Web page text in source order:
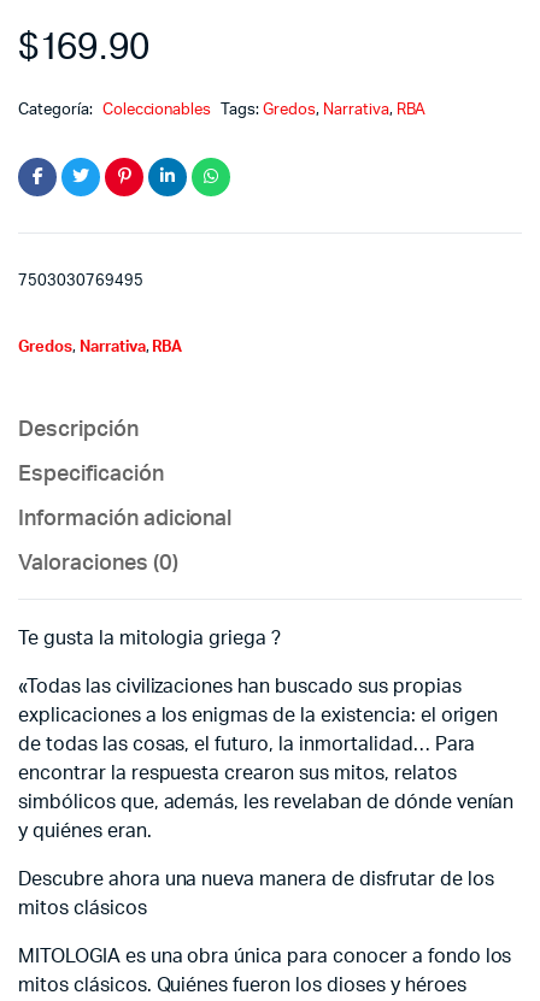
$169.90
Categoría: Coleccionables Tags:Gredos, Narrativa, RBA
7503030769495
Gredos, Narrativa, RBA
Descripción
Especificación
Información adicional
Valoraciones (0)
Te gusta la mitologia griega ?
«Todas las civilizaciones han buscado sus propias
explicaciones a los enigmas de la existencia: el origen
de todas las cosas, el futuro, la inmortalidad… Para
encontrar la respuesta crearon sus mitos, relatos
simbólicos que, además, les revelaban de dónde venían
y quiénes eran.
Descubre ahora una nueva manera de disfrutar de los
mitos clásicos
MITOLOGIA es una obra única para conocer a fondo los
mitos clásicos. Quiénes fueron los dioses y héroes